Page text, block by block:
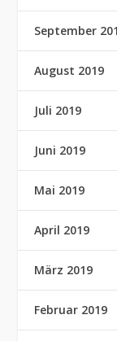
September
August 2019
Juli 2019
Juni 2019
Mai 2019
April 2019
März 2019
Februar 2019